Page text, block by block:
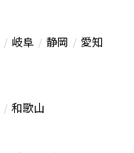
岐阜 静岡 愛知
和歌山